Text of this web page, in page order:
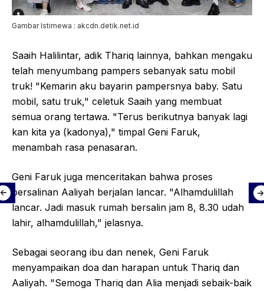
Gambar Istimewa : akcdn.detik.net.id
Saaih Halilintar, adik Thariq lainnya, bahkan mengaku
telah menyumbang pampers sebanyak satu mobil
truk! "Kemarin aku bayarin pampersnya baby. Satu
mobil, satu truk," celetuk Saaih yang membuat
semua orang tertawa. "Terus berikutnya banyak lagi
kan kita ya (kadonya)," timpal Geni Faruk,
menambah rasa penasaran.
Geni Faruk juga menceritakan bahwa proses
persalinan Aaliyah berjalan lancar. "Alhamdulillah
lancar. Jadi masuk rumah bersalin jam 8, 8.30 udah
lahir, alhamdulillah," jelasnya.
Sebagai seorang ibu dan nenek, Geni Faruk
menyampaikan doa dan harapan untuk Thariq dan
Aaliyah. "Semoga Thariq dan Alia menjadi sebaik-baik